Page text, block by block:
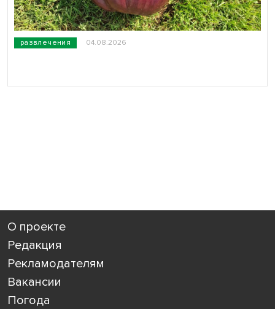
развлечения 04.08.2026
О проекте
Редакция
Рекламодателям
Вакансии
Погода